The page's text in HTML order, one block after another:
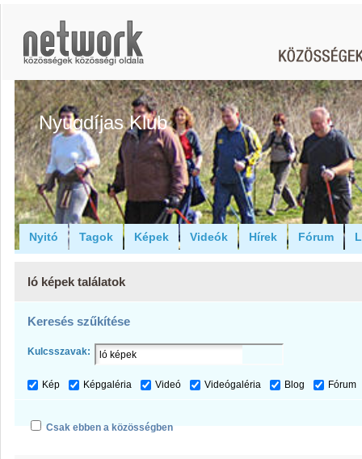
Nyugdíjas Klub
Nyitó Tagok Képek Videók Hírek Fórum
ló képek találatok
Keresés szűkítése
Kulcsszavak:
Kép Képgaléria Videó Videógaléria Blog Fórum
Csak ebben a közösségben